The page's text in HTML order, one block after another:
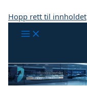
Hopp rett til innholdet